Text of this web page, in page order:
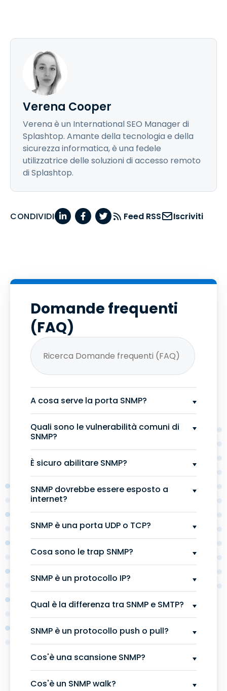
Verena Cooper
Verena è un International SEO Manager di
Splashtop. Amante della tecnologia e della
sicurezza informatica, è una fedele
utilizzatrice delle soluzioni di accesso remoto
di Splashtop.
CONDIVIDI Feed RSS Iscriviti
Domande frequenti
(FAQ)
A cosa serve la porta SNMP?
Quali sono le vulnerabilità comuni di
SNMP?
È sicuro abilitare SNMP?
SNMP dovrebbe essere esposto a
internet?
SNMP è una porta UDP o TCP?
Cosa sono le trap SNMP?
SNMP è un protocollo IP?
Qual è la differenza tra SNMP e SMTP?
SNMP è un protocollo push o pull?
Cos'è una scansione SNMP?
Cos'è un SNMP walk?